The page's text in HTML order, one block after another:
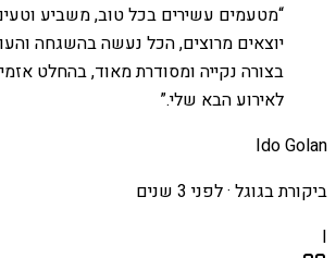
“מטעמים עשירים בכל טוב, משביע
יוצאים מרוצים, הכל נעשה בהשגחה
בצורה נקייה ומסודרת מאוד, בהחלט
לאירוע הבא שלי.”
Ido Golan
ביקורת בגוגל ·לפני 3 שנים
I